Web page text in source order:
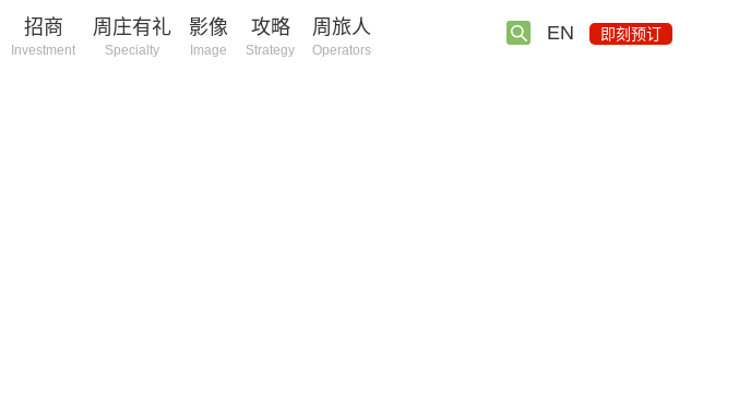
招商
Investment
周庄有礼
Specialty
影像
Image
攻略
Strategy
周旅人
Operators
EN 即刻预订